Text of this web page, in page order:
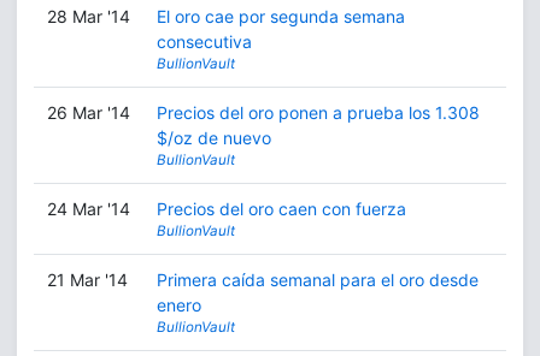
28 Mar '14
El oro cae por segunda semana
consecutiva
BullionVault
26 Mar '14
Precios del oro ponen a prueba los 1.308
$/oz de nuevo
BullionVault
24 Mar '14 Precios del oro caen con fuerza
BullionVault
21 Mar '14
Primera caída semanal para el oro desde
enero
BullionVault